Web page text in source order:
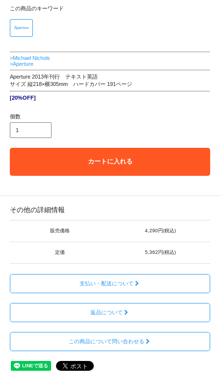
この商品のキーワード
Aperture
>Michael Nichols
>Aperture
Aperture 2013年刊行 テキスト英語
サイズ 縦218×横305mm ハードカバー 191ページ
[20%OFF]
個数
カートに入れる
その他の詳細情報
販売価格 4,290円(税込)
定価 5,362円(税込)
支払い・配送について
返品について
この商品について問い合わせる